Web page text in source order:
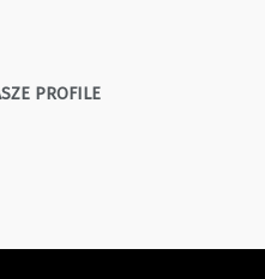
PROFILE